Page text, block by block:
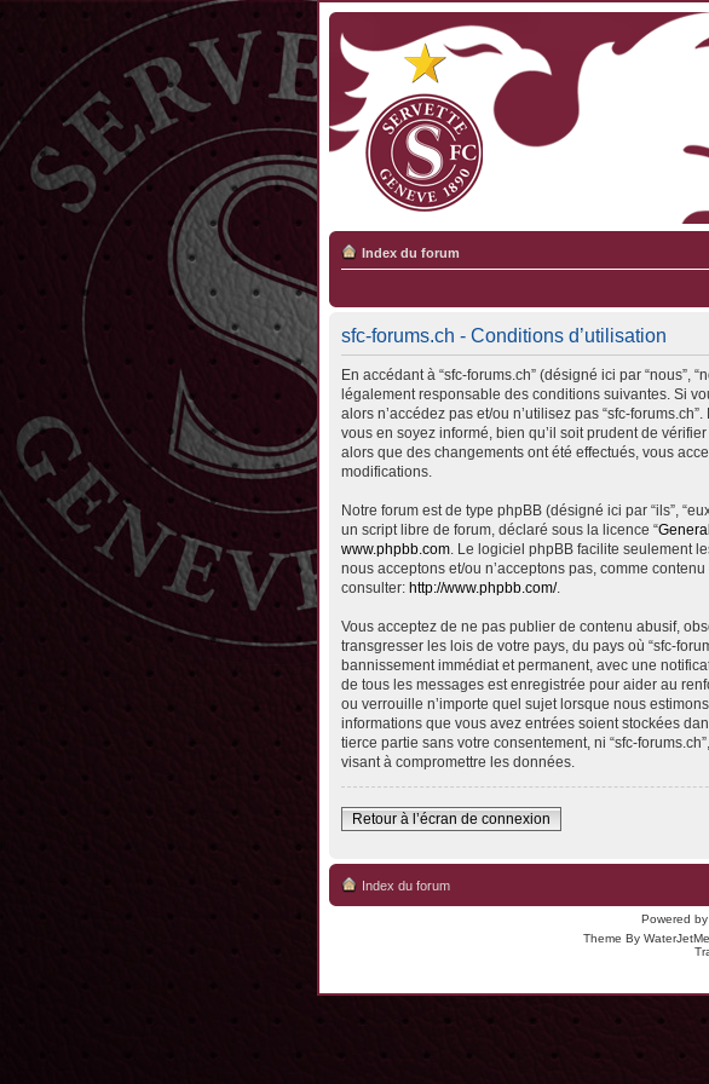
Index du forum
sfc-forums.ch - Conditions d’utilisation
En accédant à “sfc-forums.ch” (désigné ici par “nous”,
légalement responsable des conditions suivantes. Si
alors n’accédez pas et/ou n’utilisez pas “sfc-
vous en soyez informé, bien qu’il soit prudent de
alors que des changements ont été effectués, vous
modifications.
Notre forum est de type phpBB (désigné ici par “ils”,
un script libre de forum, déclaré sous la licence “
www.phpbb.com. Le logiciel phpBB facilite seulement
nous acceptons et/ou n’acceptons pas, comme
consulter: http://www.phpbb.com/.
Vous acceptez de ne pas publier de contenu abusif,
transgresser les lois de votre pays, du pays où “sfc-
bannissement immédiat et permanent, avec une
de tous les messages est enregistrée pour aider au
ou verrouille n’importe quel sujet lorsque nous
informations que vous avez entrées soient stockées
tierce partie sans votre consentement, ni “sfc-
visant à compromettre les données.
Retour à l’écran de connexion
Index du forum
Powered by
Theme By